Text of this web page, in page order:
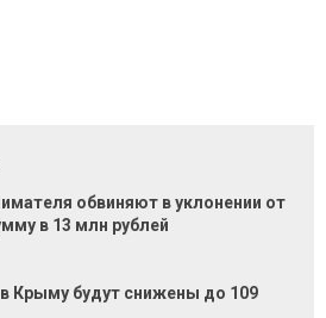
обвиняют в уклонении от
в 13 млн рублей
Крыму будут снижены до 109